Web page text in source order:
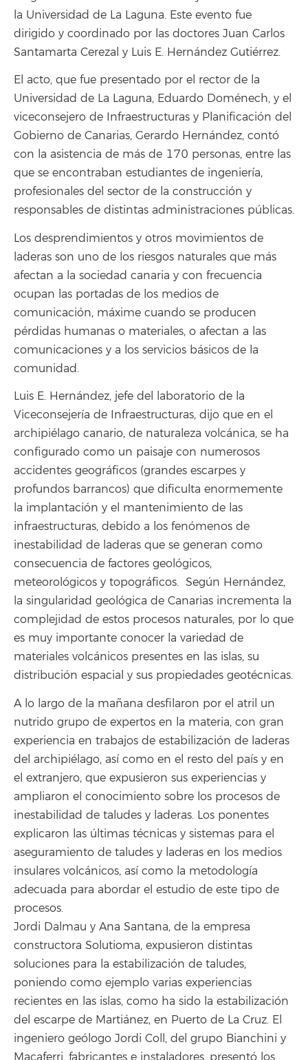
la Universidad de La Laguna. Este evento fue
dirigido y coordinado por las doctores Juan Carlos
Santamarta Cerezal y Luis E. Hernández Gutiérrez.
El acto, que fue presentado por el rector de la
Universidad de La Laguna, Eduardo Doménech, y el
viceconsejero de Infraestructuras y Planificación del
Gobierno de Canarias, Gerardo Hernández, contó
con la asistencia de más de 170 personas, entre las
que se encontraban estudiantes de ingeniería,
profesionales del sector de la construcción y
responsables de distintas administraciones públicas.
Los desprendimientos y otros movimientos de
laderas son uno de los riesgos naturales que más
afectan a la sociedad canaria y con frecuencia
ocupan las portadas de los medios de
comunicación, máxime cuando se producen
pérdidas humanas o materiales, o afectan a las
comunicaciones y a los servicios básicos de la
comunidad.
Luis E. Hernández, jefe del laboratorio de la
Viceconsejería de Infraestructuras, dijo que en el
archipiélago canario, de naturaleza volcánica, se ha
configurado como un paisaje con numerosos
accidentes geográficos (grandes escarpes y
profundos barrancos) que dificulta enormemente
la implantación y el mantenimiento de las
infraestructuras, debido a los fenómenos de
inestabilidad de laderas que se generan como
consecuencia de factores geológicos,
meteorológicos y topográficos. Según Hernández,
la singularidad geológica de Canarias incrementa la
complejidad de estos procesos naturales, por lo que
es muy importante conocer la variedad de
materiales volcánicos presentes en las islas, su
distribución espacial y sus propiedades geotécnicas.
A lo largo de la mañana desfilaron por el atril un
nutrido grupo de expertos en la materia, con gran
experiencia en trabajos de estabilización de laderas
del archipiélago, así como en el resto del país y en
el extranjero, que expusieron sus experiencias y
ampliaron el conocimiento sobre los procesos de
inestabilidad de taludes y laderas. Los ponentes
explicaron las últimas técnicas y sistemas para el
aseguramiento de taludes y laderas en los medios
insulares volcánicos, así como la metodología
adecuada para abordar el estudio de este tipo de
procesos.
Jordi Dalmau y Ana Santana, de la empresa
constructora Solutioma, expusieron distintas
soluciones para la estabilización de taludes,
poniendo como ejemplo varias experiencias
recientes en las islas, como ha sido la estabilización
del escarpe de Martiánez, en Puerto de La Cruz. El
ingeniero geólogo Jordi Coll, del grupo Bianchini y
Macaferri, fabricantes e instaladores, presentó los